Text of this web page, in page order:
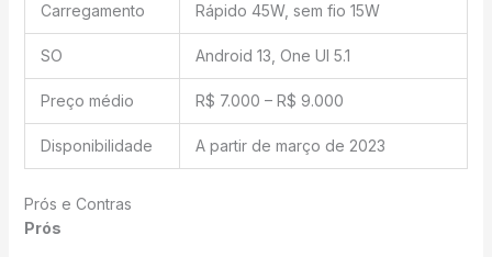
Carregamento Rápido 45W, sem fio 15W
SO Android 13, One UI 5.1
Preço médio R$ 7.000 – R$ 9.000
Disponibilidade A partir de março de 2023
Prós e Contras
Prós